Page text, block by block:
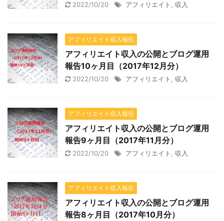
2022/10/20 アフィリエイト 収入
アフィリエイト収入報告
アフィリエイト収入の公開とブログ運用
報告10ヶ月目（2017年12月分）
2022/10/20 アフィリエイト 収入
アフィリエイト収入報告
アフィリエイト収入の公開とブログ運用
報告9ヶ月目（2017年11月分）
2022/10/20 アフィリエイト 収入
アフィリエイト収入報告
アフィリエイト収入の公開とブログ運用
報告8ヶ月目（2017年10月分）